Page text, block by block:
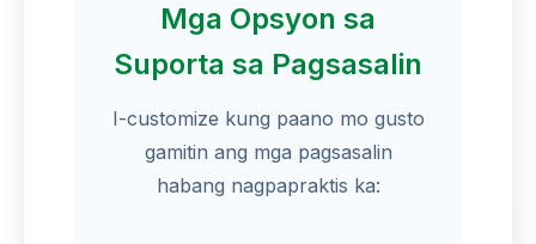
Mga Opsyon sa
Suporta sa Pagsasalin
I-customize kung paano mo gusto
gamitin ang mga pagsasalin
habang nagpapraktis ka: